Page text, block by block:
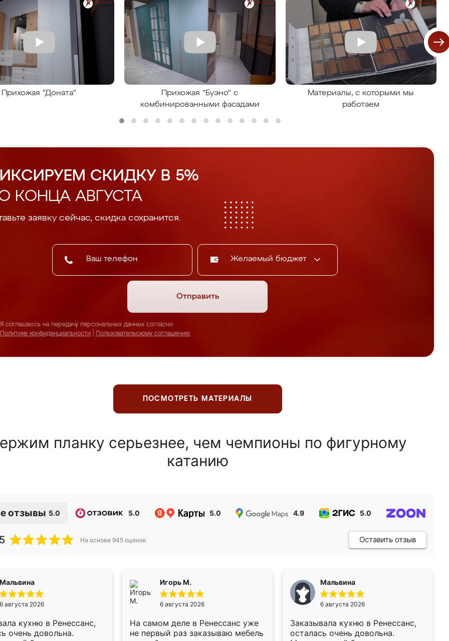
Прихожая "Доната"
Прихожая "Буэно" с
комбинированными фасадами
Материалы, с которыми мы
работаем
СКИДКУ В 5%
КОНЦА АВГУСТА
заявку сейчас, скидка сохранится.
Желаемый бюджет
Отправить
Я соглашаюсь на передачу персональных данных согласно
Политике конфиденциальности
Пользовательскому соглашению
ПОСМОТРЕТЬ МАТЕРИАЛЫ
планку серьезнее, чем чемпионы по фигурному
катанию
отзывы 5.0 5.0 5.0 4.9 5.0
На основе 945 оценок Оставить отзыв
Мальвина
6 августа 2026
кухню в Ренессанс,
очень довольна.
Игорь М.
6 августа 2026
На самом деле в Ренессанс уже
не первый раз заказываю мебель
Мальвина
6 августа 2026
Заказывала кухню в Ренессанс,
осталась очень довольна.